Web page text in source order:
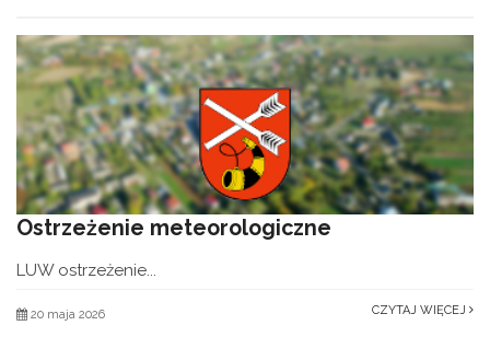
Ostrzeżenie meteorologiczne
LUW ostrzeżenie...
20 maja 2026 CZYTAJ WIĘCEJ